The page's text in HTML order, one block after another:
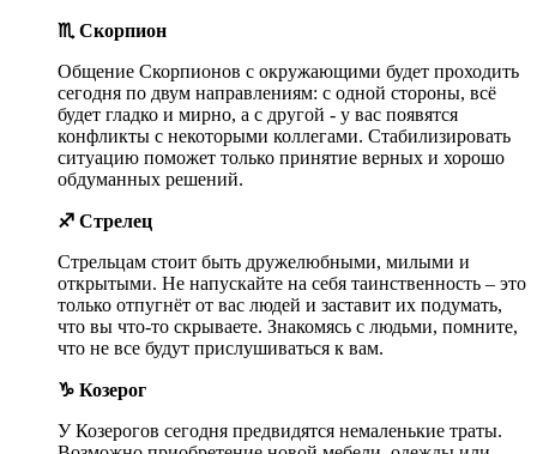
♏ Скорпион
Общение Скорпионов с окружающими будет проходить
сегодня по двум направлениям: с одной стороны, всё
будет гладко и мирно, а с другой - у вас появятся
конфликты с некоторыми коллегами. Стабилизировать
ситуацию поможет только принятие верных и хорошо
обдуманных решений.
♐ Стрелец
Стрельцам стоит быть дружелюбными, милыми и
открытыми. Не напускайте на себя таинственность – это
только отпугнёт от вас людей и заставит их подумать,
что вы что-то скрываете. Знакомясь с людьми, помните,
что не все будут прислушиваться к вам.
♑ Козерог
У Козерогов сегодня предвидятся немаленькие траты.